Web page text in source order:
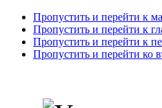
Пропустить и перейти к
Пропустить и перейти к
Пропустить и перейти к
Пропустить и перейти ко